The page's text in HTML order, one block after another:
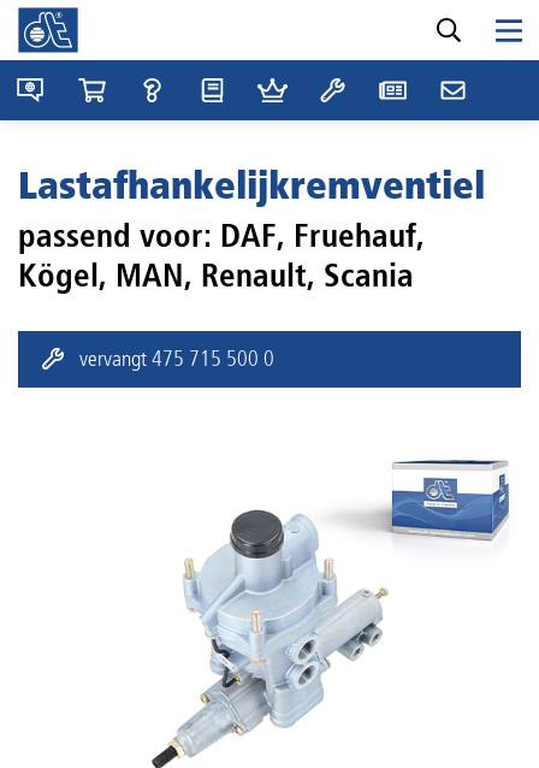
Lastafhankelijkremventiel
passend voor: DAF, Fruehauf,
Kögel, MAN, Renault, Scania
vervangt475 715 500 0